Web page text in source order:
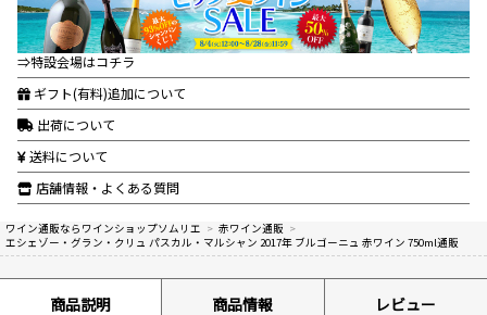
⇒特設会場はコチラ
ギフト(有料)追加について
出荷について
送料について
店舗情報・よくある質問
ワイン通販ならワインショップソムリエ > 赤ワイン通販 >
エシェゾー・グラン・クリュ パスカル・マルシャン 2017年 ブルゴーニュ 赤ワイン 750ml通販
商品説明 商品情報 レビュー